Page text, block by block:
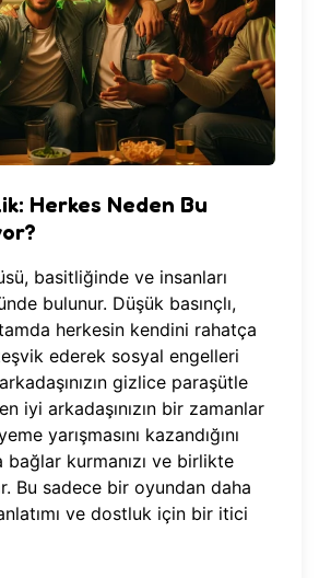
Herkes Neden Bu
basitliğinde ve insanları
bulunur. Düşük basınçlı,
herkesin kendini rahatça
ederek sosyal engelleri
gizlice paraşütle
iyi arkadaşınızın bir zamanlar
yarışmasını kazandığını
bağlar kurmanızı ve birlikte
Bu sadece bir oyundan daha
ve dostluk için bir itici